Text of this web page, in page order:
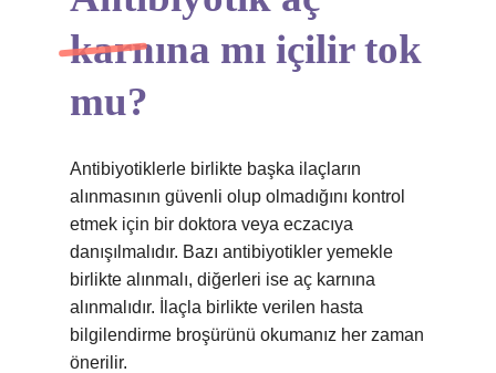
karnına mı içilir tok
mu?
Antibiyotiklerle birlikte başka ilaçların
alınmasının güvenli olup olmadığını kontrol
etmek için bir doktora veya eczacıya
danışılmalıdır. Bazı antibiyotikler yemekle
birlikte alınmalı, diğerleri ise aç karnına
alınmalıdır. İlaçla birlikte verilen hasta
bilgilendirme broşürünü okumanız her zaman
önerilir.